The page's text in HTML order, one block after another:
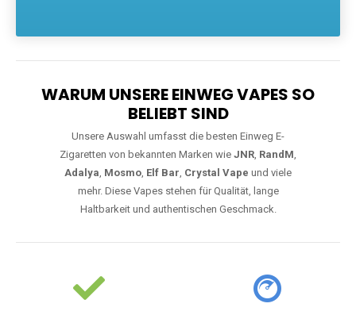
WARUM UNSERE EINWEG VAPES SO
BELIEBT SIND
Unsere Auswahl umfasst die besten Einweg E-
Zigaretten von bekannten Marken wie JNR, RandM,
Adalya, Mosmo, Elf Bar , Crystal Vape und viele
mehr. Diese Vapes stehen für Qualität, lange
Haltbarkeit und authentischen Geschmack.